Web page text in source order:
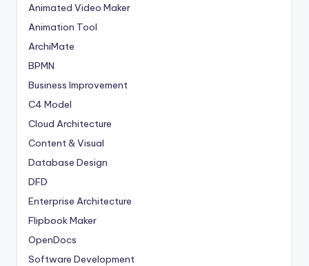
Animated Video Maker
Animation Tool
ArchiMate
BPMN
Business Improvement
C4 Model
Cloud Architecture
Content & Visual
Database Design
DFD
Enterprise Architecture
Flipbook Maker
OpenDocs
Software Development